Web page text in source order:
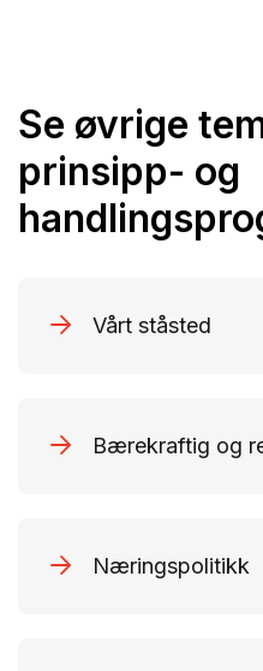
Se øvrige
prinsipp- og
Vårt ståsted
Bærekraftig og
Næringspolitikk